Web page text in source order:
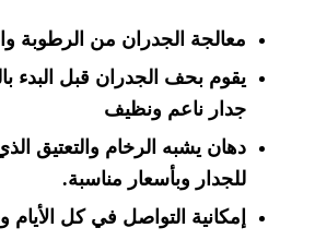
معالجة الجدران من الرطوبة
يقوم بحف الجدران قبل البدء
جدار ناعم ونظيف
دهان يشبه الرخام والتعتيق
للجدار وبأسعار مناسبة.
إمكانية التواصل في كل